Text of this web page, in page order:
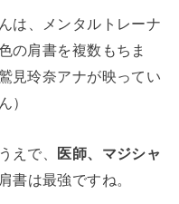
は、メンタルトレーナ
の肩書を複数もちま
見玲奈アナが映ってい
）
えで、 医師、マジシャ
書は最強ですね。